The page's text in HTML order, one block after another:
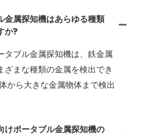
金属探知機はあらゆる種類
か?
タブル金属探知機は、鉄金属
ざまな種類の金属を検出でき
から大きな金属物体まで検出
けポータブル金属探知機の